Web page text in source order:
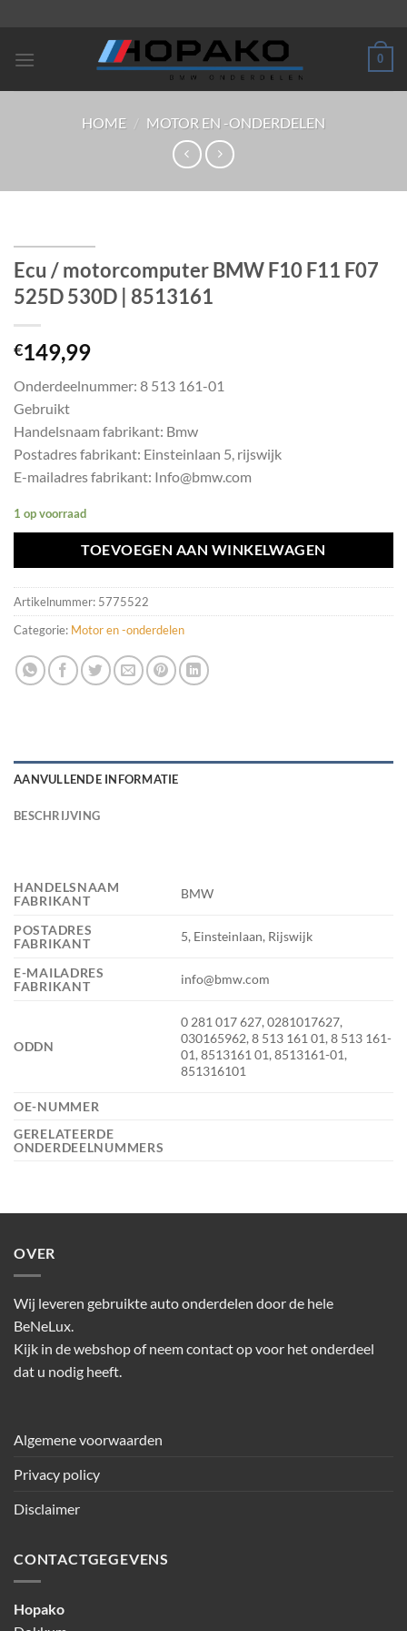
inhoud
0
HOME / MOTOR EN -ONDERDELEN
Ecu / motorcomputer BMW F10 F11 F07
525D 530D | 8513161
€149,99
Onderdeelnummer: 8 513 161-01
Gebruikt
Handelsnaam fabrikant: Bmw
Postadres fabrikant: Einsteinlaan 5, rijswijk
E-mailadres fabrikant: Info@bmw.com
1 op voorraad
TOEVOEGEN AAN WINKELWAGEN
Artikelnummer: 5775522
Categorie: Motor en -onderdelen
AANVULLENDE INFORMATIE
BESCHRIJVING
HANDELSNAAM
FABRIKANT
BMW
POSTADRES
FABRIKANT
5, Einsteinlaan, Rijswijk
E-MAILADRES
FABRIKANT
info@bmw.com
ODDN
0 281 017 627, 0281017627,
030165962, 8 513 161 01, 8 513 161-
01, 8513161 01, 8513161-01,
851316101
OE-NUMMER
GERELATEERDE
ONDERDEELNUMMERS
OVER
Wij leveren gebruikte auto onderdelen door de hele
BeNeLux.
Kijk in de webshop of neem contact op voor het onderdeel
dat u nodig heeft.
Algemene voorwaarden
Privacy policy
Disclaimer
CONTACTGEGEVENS
Hopako